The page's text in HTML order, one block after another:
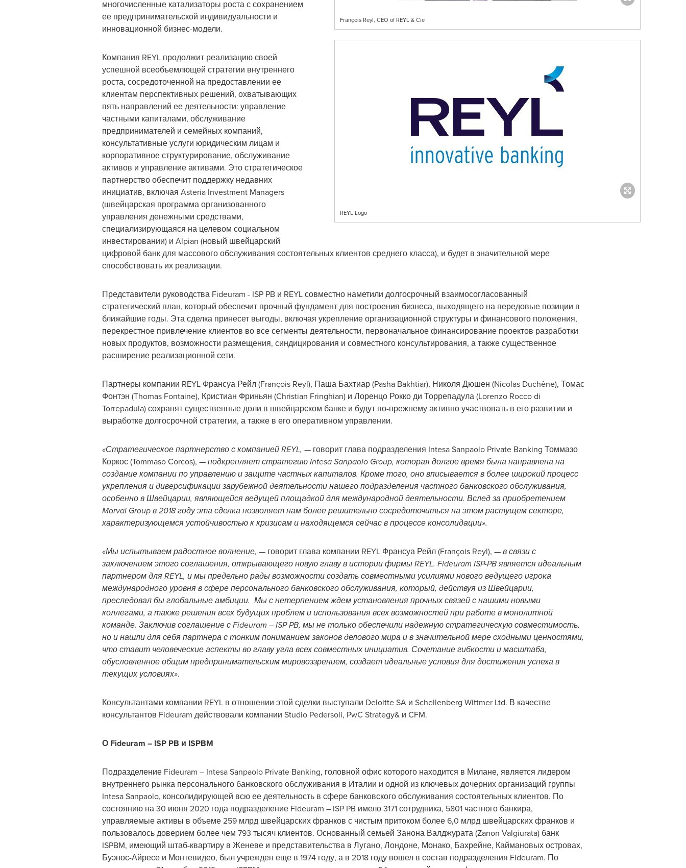
François Reyl, CEO of REYL & Cie
REYL Logo
многочисленные катализаторы роста с сохранением
ее предпринимательской индивидуальности и
инновационной бизнес-модели.
Компания REYL продолжит реализацию своей
успешной всеобъемлющей стратегии внутреннего
роста, сосредоточенной на предоставлении ее
клиентам перспективных решений, охватывающих
пять направлений ее деятельности: управление
частными капиталами, обслуживание
предпринимателей и семейных компаний,
консультативные услуги юридическим лицам и
корпоративное структурирование, обслуживание
активов и управление активами. Это стратегическое
партнерство обеспечит поддержку недавних
инициатив, включая Asteria Investment Managers
(швейцарская программа организованного
управления денежными средствами,
специализирующаяся на целевом социальном
инвестировании) и Alpian (новый швейцарский
цифровой банк для массового обслуживания состоятельных клиентов среднего класса), и будет в значительной мере
способствовать их реализации.
Представители руководства Fideuram - ISP PB и REYL совместно наметили долгосрочный взаимосогласованный
стратегический план, который обеспечит прочный фундамент для построения бизнеса, выходящего на передовые позиции в
ближайшие годы. Эта сделка принесет выгоды, включая укрепление организационной структуры и финансового положения,
перекрестное привлечение клиентов во все сегменты деятельности, первоначальное финансирование проектов разработки
новых продуктов, возможности размещения, синдицирования и совместного консультирования, а также существенное
расширение реализационной сети.
Партнеры компании REYL Франсуа Рейл (François Reyl), Паша Бахтиар (Pasha Bakhtiar), Николя Дюшен (Nicolas Duchêne), Томас
Фонтэн (Thomas Fontaine), Кристиан Фриньян (Christian Fringhian) и Лоренцо Рокко ди Торрепадула (Lorenzo Rocco di
Torrepadula) сохранят существенные доли в швейцарском банке и будут по-прежнему активно участвовать в его развитии и
выработке долгосрочной стратегии, а также в его оперативном управлении.
«Стратегическое партнерство с компанией REYL, — говорит глава подразделения Intesa Sanpaolo Private Banking Томмазо
Коркос (Tommaso Corcos), —подкрепляет стратегию Intesa Sanpaolo Group, которая долгое время была направлена на
создание компании по управлению и защите частных капиталов. Кроме того, оно вписывается в более широкий процесс
укрепления и диверсификации зарубежной деятельности нашего подразделения частного банковского обслуживания,
особенно в Швейцарии, являющейся ведущей площадкой для международной деятельности. Вслед за приобретением
Morval Group в 2018 году эта сделка позволяет нам более решительно сосредоточиться на этом растущем секторе,
характеризующемся устойчивостью к кризисам и находящемся сейчас в процессе консолидации».
«Мы испытываем радостное волнение, — говорит глава компании REYL Франсуа Рейл (François Reyl), —в связи с
заключением этого соглашения, открывающего новую главу в истории фирмы REYL. Fideuram ISP-PB является идеальным
партнером для REYL, и мы предельно рады возможности создать совместными усилиями нового ведущего игрока
международного уровня в сфере персонального банковского обслуживания, который, действуя из Швейцарии,
преследовал бы глобальные амбиции. Мы с нетерпением ждем установления прочных связей с нашими новыми
коллегами, а также решения всех будущих проблем и использования всех возможностей при работе в монолитной
команде. Заключив соглашение с Fideuram – ISP PB, мы не только обеспечили надежную стратегическую совместимость,
но и нашли для себя партнера с тонким пониманием законов делового мира и в значительной мере сходными ценностями,
что ставит человеческие аспекты во главу угла всех совместных инициатив. Сочетание гибкости и масштаба,
обусловленное общим предпринимательским мировоззрением, создает идеальные условия для достижения успеха в
текущих условиях».
Консультантами компании REYL в отношении этой сделки выступали Deloitte SA и Schellenberg Wittmer Ltd. В качестве
консультантов Fideuram действовали компании Studio Pedersoli, PwC Strategy& и CFM.
О Fideuram – ISP PB и ISPBM
Подразделение Fideuram – Intesa Sanpaolo Private Banking, головной офис которого находится в Милане, является лидером
внутреннего рынка персонального банковского обслуживания в Италии и одной из ключевых дочерних организаций группы
Intesa Sanpaolo, консолидирующей всю ее деятельность в сфере банковского обслуживания состоятельных клиентов. По
состоянию на 30 июня 2020 года подразделение Fideuram – ISP PB имело 3171 сотрудника, 5801 частного банкира,
управляемые активы в объеме 259 млрд швейцарских франков с чистым притоком более 6,0 млрд швейцарских франков и
пользовалось доверием более чем 793 тысяч клиентов. Основанный семьей Занона Валджурата (Zanon Valgiurata) банк
ISPBM, имеющий штаб-квартиру в Женеве и представительства в Лугано, Лондоне, Монако, Бахрейне, Каймановых островах,
Буэнос-Айресе и Монтевидео, был учрежден еще в 1974 году, а в 2018 году вошел в состав подразделения Fideuram. По